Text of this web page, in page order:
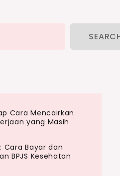
Cara Mencairkan
yang Masih
Cara Bayar dan
BPJS Kesehatan